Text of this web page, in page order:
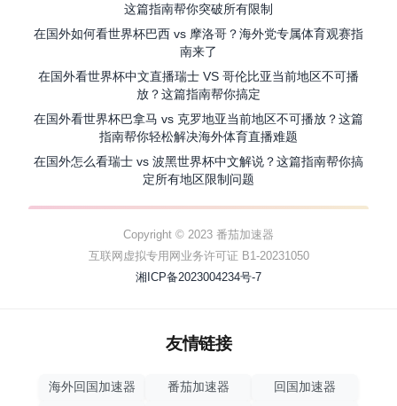
这篇指南帮你突破所有限制
在国外如何看世界杯巴西 vs 摩洛哥？海外党专属体育观赛指
南来了
在国外看世界杯中文直播瑞士 VS 哥伦比亚当前地区不可播
放？这篇指南帮你搞定
在国外看世界杯巴拿马 vs 克罗地亚当前地区不可播放？这篇
指南帮你轻松解决海外体育直播难题
在国外怎么看瑞士 vs 波黑世界杯中文解说？这篇指南帮你搞
定所有地区限制问题
Copyright © 2023 番茄加速器
互联网虚拟专用网业务许可证 B1-20231050
湘ICP备2023004234号-7
友情链接
海外回国加速器 番茄加速器 回国加速器